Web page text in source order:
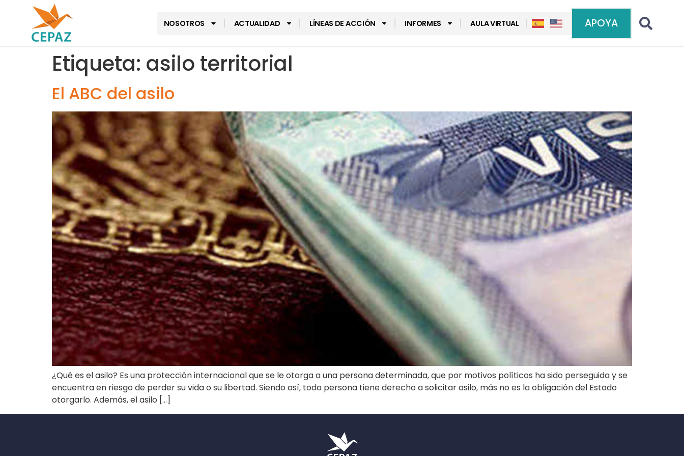
NOSOTROS ACTUALIDAD LÍNEAS DE ACCIÓN INFORMES AULA VIRTUAL APOYA
Etiqueta: asilo territorial
El ABC del asilo
¿Qué es el asilo? Es una protección internacional que se le otorga a una persona determinada, que por motivos políticos ha sido perseguida y se
encuentra en riesgo de perder su vida o su libertad. Siendo así, toda persona tiene derecho a solicitar asilo, más no es la obligación del Estado
otorgarlo. Además, el asilo […]